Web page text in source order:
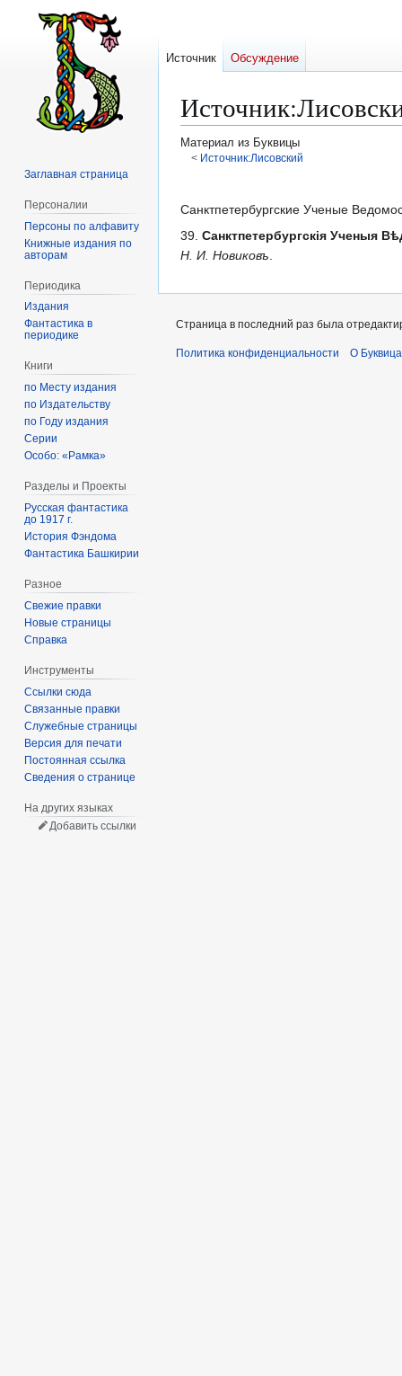
Источник:
Материал из Буквицы
< Источник:Лисовский
к
навигации
к
поиску
Санктпетербургские Ученые
39. Санктпетербургскія Ученыя
Н. И. Новиковъ
Источник Обсуждение
Заглавная страница
Персоналии
Персоны по алфавиту
Книжные издания по
авторам
Периодика
Издания
Фантастика в
периодике
Книги
по Месту издания
по Издательству
по Году издания
Серии
Особо: «Рамка»
Разделы и Проекты
Русская фантастика
до 1917 г.
История Фэндома
Фантастика Башкирии
Разное
Свежие правки
Новые страницы
Справка
Инструменты
Ссылки сюда
Связанные правки
Служебные страницы
Версия для печати
Постоянная ссылка
Сведения о странице
На других языках
Добавить ссылки
Страница в последний раз была
Политика конфиденциальности О Буквица